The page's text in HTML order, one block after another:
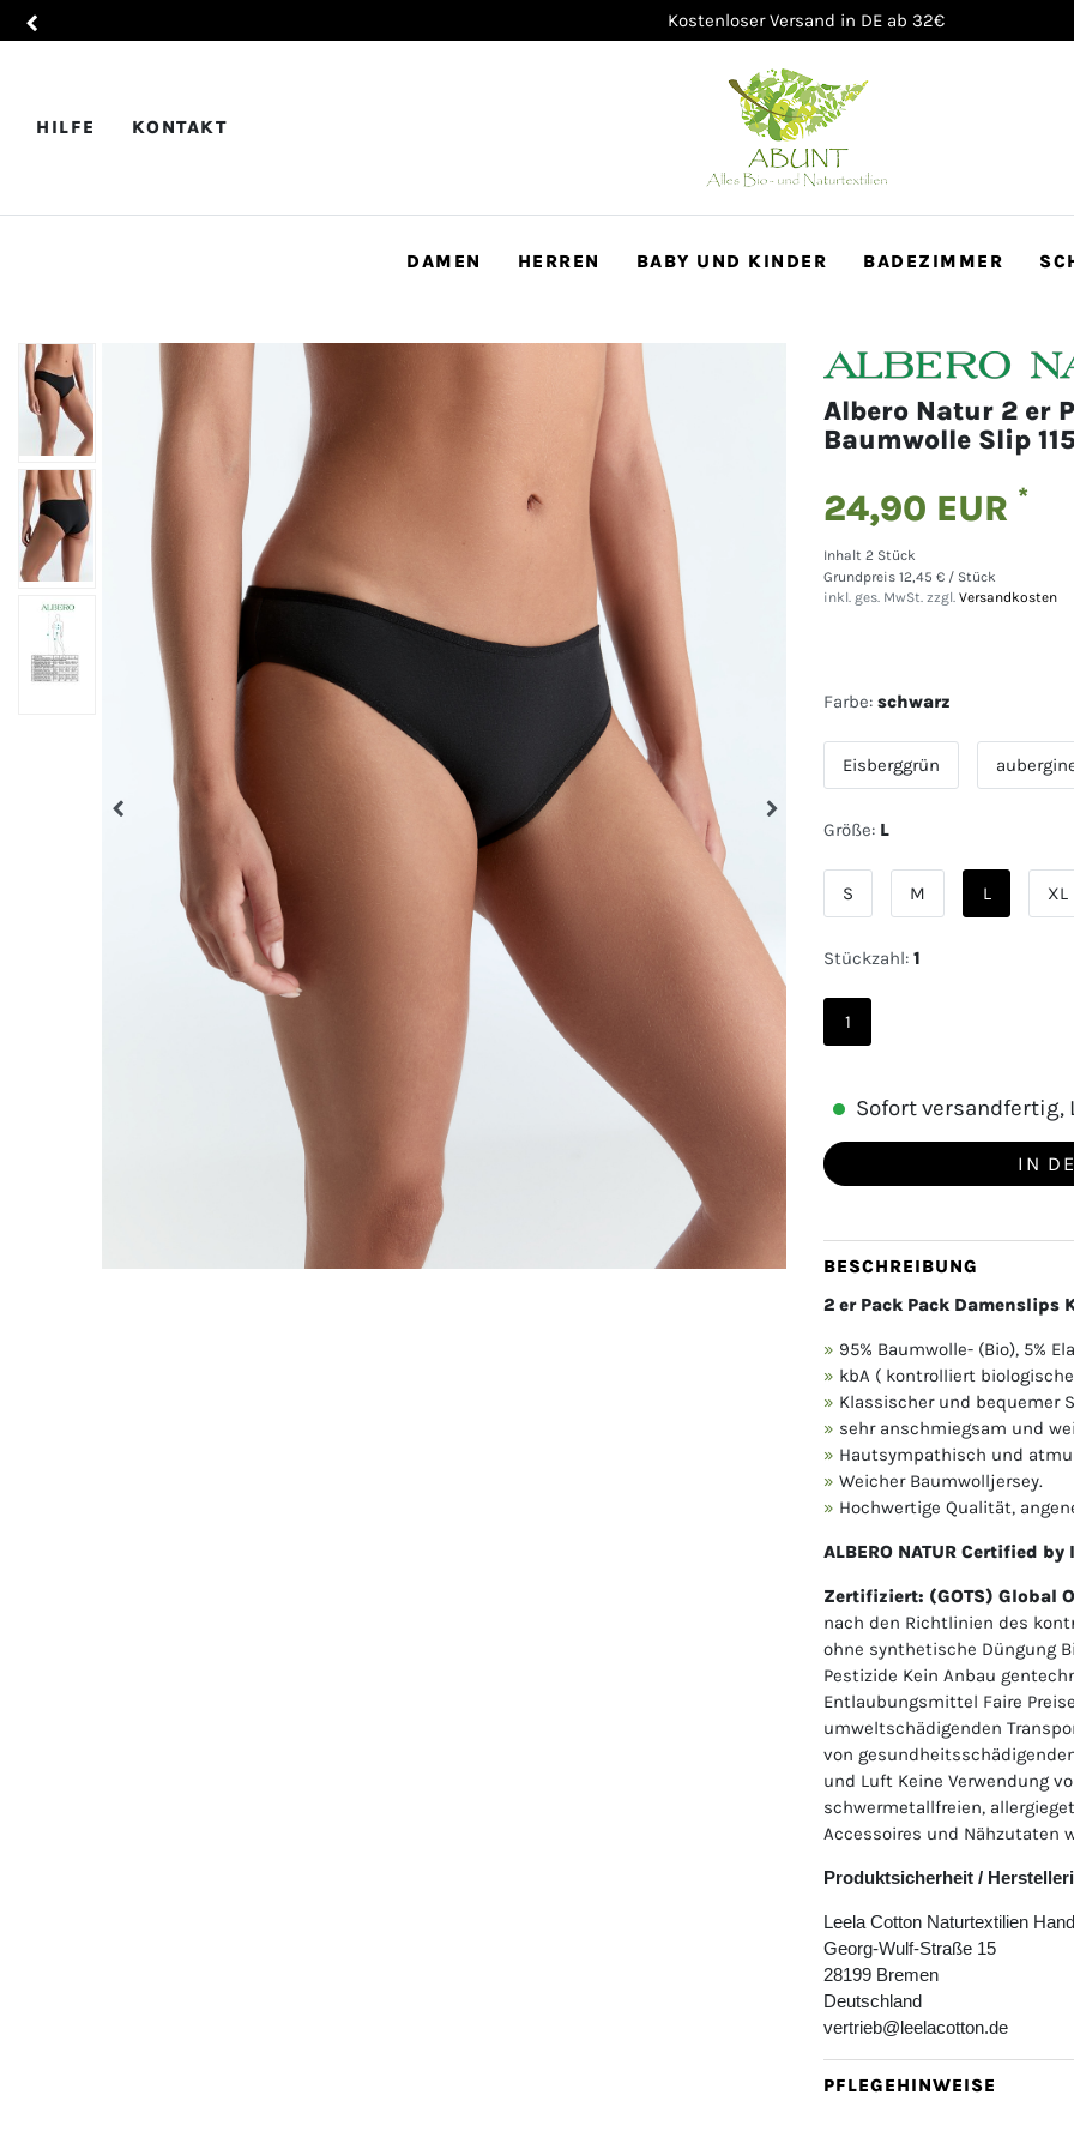
100 Tage Rückgaberecht
HILFE KONTAKT
DAMEN HERREN BABY UND KINDER BADEZIMMER
Albero Natur 2 er
Baumwolle Slip
24,90 EUR *
Inhalt 2 Stück
Grundpreis 12,45 € / Stück
inkl. ges. MwSt. zzgl. Versandkosten
Farbe: schwarz
Eisberggrün
Größe: L
S M L XL
Stückzahl: 1
1
Sofort versandfertig,
IN
BESCHREIBUNG
2 er Pack Pack Damenslips
95% Baumwolle- (Bio), 5%
kbA ( kontrolliert
Klassischer und bequemer
sehr anschmiegsam und
Hautsympathisch und
Weicher Baumwolljersey.
Hochwertige Qualität,
ALBERO NATUR Certified by
Zertifiziert: (GOTS) Global
nach den Richtlinien des
ohne synthetische Düngung
Pestizide Kein Anbau
Entlaubungsmittel Faire
umweltschädigenden
von
und Luft Keine Verwendung
schwermetallfreien,
Accessoires und Nähzutaten
Produktsicherheit /
Leela Cotton Naturtextilien
Georg-Wulf-Straße 15
28199 Bremen
Deutschland
vertrieb@leelacotton.de
PFLEGEHINWEISE